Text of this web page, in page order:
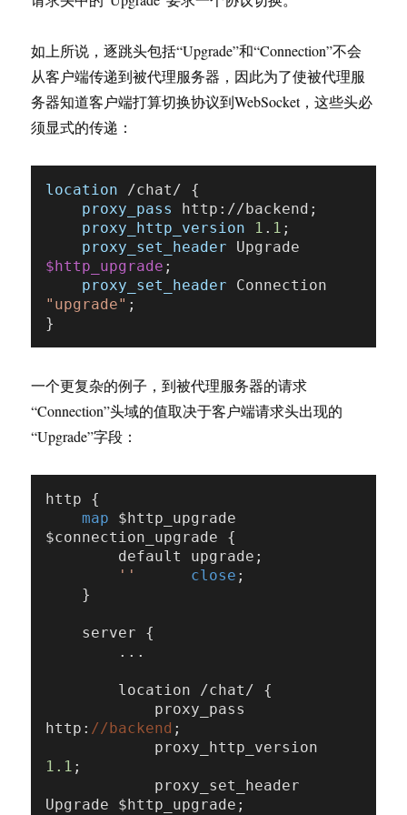
如上所说，逐跳头包括“Upgrade”和“Connection”不会
从客户端传递到被代理服务器，因此为了使被代理服
务器知道客户端打算切换协议到WebSocket，这些头必
须显式的传递：
location /chat/ {
proxy_pass
http://backend;
proxy_http_version
1 . 1 ;
proxy_set_header
$http_upgrade ;
proxy_set_header
"upgrade" ;
一个更复杂的例子，到被代理服务器的请求
“Connection”头域的值取决于客户端请求头出现的
“Upgrade”字段：
http {
map $http_upgrade
$connection_upgrade {
''
close ;
http: //backend ;
1.1 ;
Upgrade $http_upgrade;